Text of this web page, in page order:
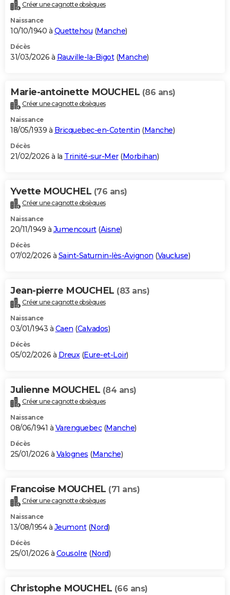
Créer une cagnotte obsèques
Naissance
10/10/1940 à Quettehou (Manche)
Décès
31/03/2026 à Rauville-la-Bigot(Manche)
Marie-antoinette MOUCHEL (86 ans)
Créer une cagnotte obsèques
Naissance
18/05/1939 à Bricquebec-en-Cotentin (Manche)
Décès
21/02/2026 à la Trinité-sur-Mer(Morbihan)
Yvette MOUCHEL (76 ans)
Créer une cagnotte obsèques
Naissance
20/11/1949 à Jumencourt(Aisne)
Décès
07/02/2026 à Saint-Saturnin-lès-Avignon (Vaucluse)
Jean-pierre MOUCHEL (83 ans)
Créer une cagnotte obsèques
Naissance
03/01/1943 à Caen (Calvados)
Décès
05/02/2026 à Dreux(Eure-et-Loir)
Julienne MOUCHEL (84 ans)
Créer une cagnotte obsèques
Naissance
08/06/1941 à Varenguebec(Manche)
Décès
25/01/2026 à Valognes (Manche)
Francoise MOUCHEL (71 ans)
Créer une cagnotte obsèques
Naissance
13/08/1954 à Jeumont(Nord)
Décès
25/01/2026 à Cousolre (Nord)
Christophe MOUCHEL (66 ans)